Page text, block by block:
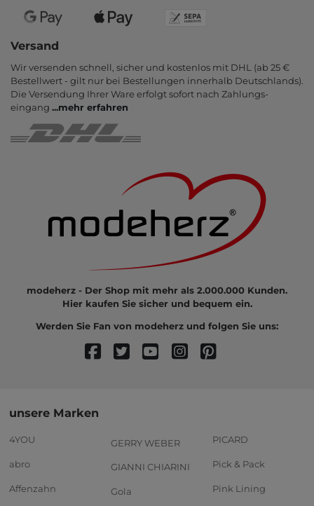
Versand
Wir versenden schnell, sicher und kostenlos mit DHL (ab 25 €
Bestell­wert - gilt nur bei Bestel­lungen inner­halb Deutsch­lands).
Die Ver­sendung Ihrer Ware er­folgt sofort nach Zahlungs­
eingang ...mehr erfahren
modeherz - Der Shop mit mehr als 2.000.000 Kunden.
Hier kaufen Sie sicher und bequem ein.
Werden Sie Fan von modeherz und folgen Sie uns:
unsere Marken
4YOU
abro
Affenzahn
GERRY WEBER
GIANNI CHIARINI
Gola
PICARD
Pick & Pack
Pink Lining